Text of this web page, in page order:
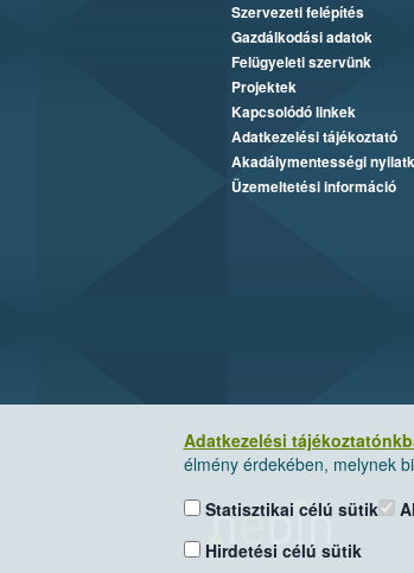
Adatkezelési
élmény érdekében, melynek
Statisztikai célú sütik
Hirdetési célú sütik
Szervezeti felépítés
Gazdálkodási adatok
Felügyeleti szervünk
Projektek
Kapcsolódó linkek
Adatkezelési tájékoztató
Akadálymentességi
Üzemeltetési információ